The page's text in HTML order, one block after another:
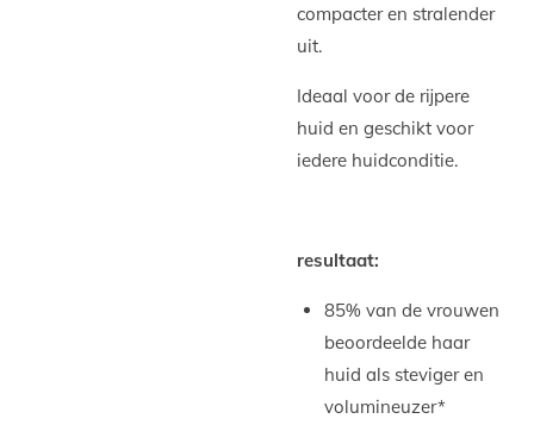
compacter en stralender
uit.
Ideaal voor de rijpere
huid en geschikt voor
iedere huidconditie.
resultaat:
85% van de vrouwen
beoordeelde haar
huid als steviger en
volumineuzer*